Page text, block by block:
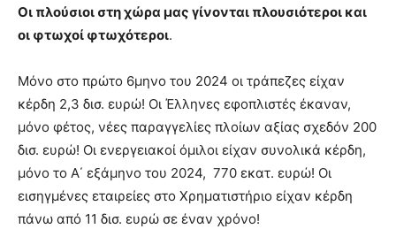
Οι πλούσιοι στη χώρα μας γίνονται πλουσιότεροι και
οι φτωχοί φτωχότεροι.
Μόνο στο πρώτο 6μηνο του 2024 οι τράπεζες είχαν
κέρδη 2,3 δισ. ευρώ! Οι Έλληνες εφοπλιστές έκαναν,
μόνο φέτος, νέες παραγγελίες πλοίων αξίας σχεδόν 200
δισ. ευρώ! Οι ενεργειακοί όμιλοι είχαν συνολικά κέρδη,
μόνο το Α΄ εξάμηνο του 2024, 770 εκατ. ευρώ! Οι
εισηγμένες εταιρείες στο Χρηματιστήριο είχαν κέρδη
πάνω από 11 δισ. ευρώ σε έναν χρόνο!